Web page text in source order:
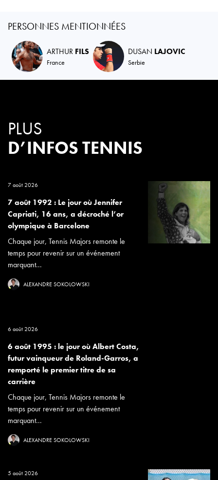
PERSONNES MENTIONNÉES
ARTHUR FILS
France
DUSAN LAJOVIC
Serbie
PLUS
D’INFOS TENNIS
7 août 2026
7 août 1992 : Le jour où Jennifer
Capriati, 16 ans, a décroché l’or
olympique à Barcelone
Chaque jour, Tennis Majors remonte le
temps pour revenir sur un événement
marquant...
ALEXANDRE SOKOLOWSKI
6 août 2026
6 août 1995 : le jour où Albert Costa,
futur vainqueur de Roland-Garros, a
remporté le premier titre de sa
carrière
Chaque jour, Tennis Majors remonte le
temps pour revenir sur un événement
marquant...
ALEXANDRE SOKOLOWSKI
5 août 2026